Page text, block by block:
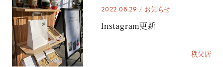
2022.08.29 お知らせ
Instagram更新
秩父店